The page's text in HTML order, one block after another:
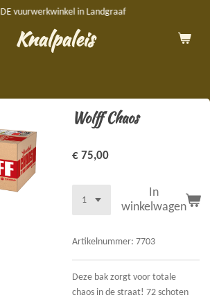
Knalpaleis
DE vuurwerkwinkel in Landgraaf
Wolff Chaos
€ 75,00
In
winkelwagen
Artikelnummer: 7703
Deze bak zorgt voor totale
chaos in de straat! 72 schoten